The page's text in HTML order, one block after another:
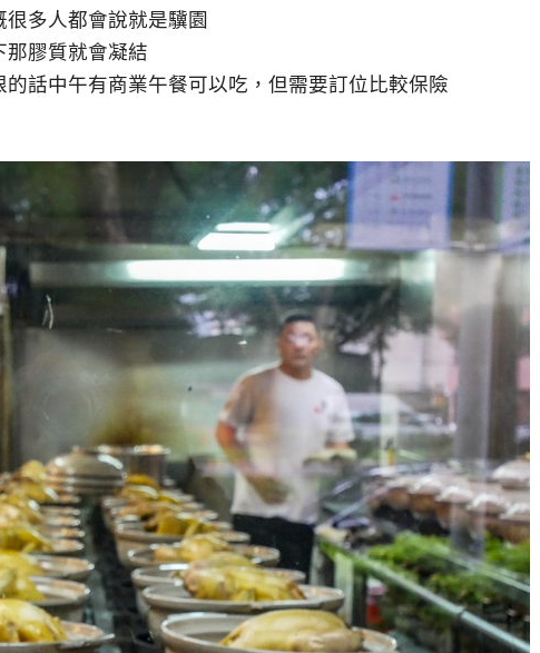
多人都會說就是驥園
那膠質就會凝結
話中午有商業午餐可以吃，但需要訂位比較保險